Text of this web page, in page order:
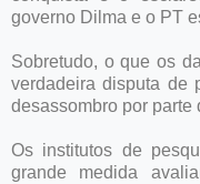
governo Dilma e o PT
Sobretudo, o que os
verdadeira disputa de
desassombro por parte
Os institutos de
grande medida